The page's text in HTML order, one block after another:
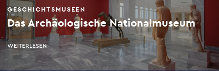
GESCHICHTSMUSEEN
Das Archäologische Nationalmuseum
WEITERLESEN